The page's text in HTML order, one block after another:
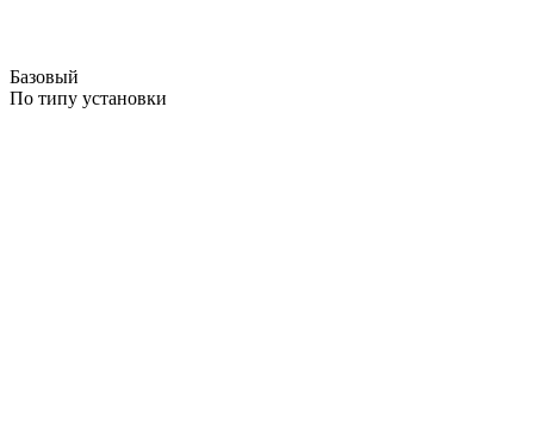
Базовый
По типу установки